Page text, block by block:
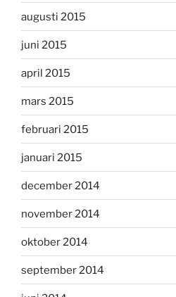
augusti 2015
juni 2015
april 2015
mars 2015
februari 2015
januari 2015
december 2014
november 2014
oktober 2014
september 2014